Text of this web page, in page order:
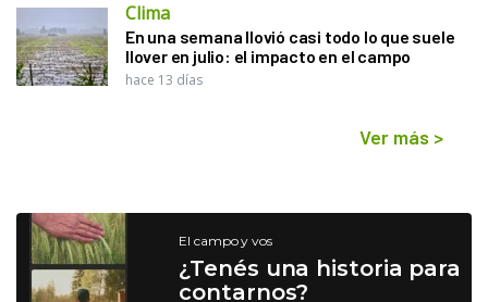
Clima
En una semana llovió casi todo lo que suele
llover en julio: el impacto en el campo
hace 13 días
Ver más >
El campo y vos
¿Tenés una historia para
contarnos?